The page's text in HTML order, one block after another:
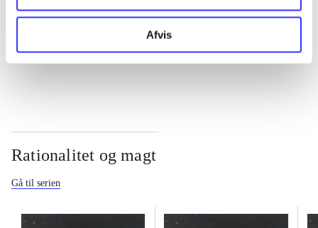
Afvis
Rationalitet og magt
Gå til serien